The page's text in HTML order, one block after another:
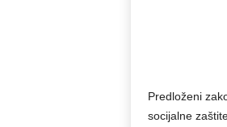
Predloženi
socijalne